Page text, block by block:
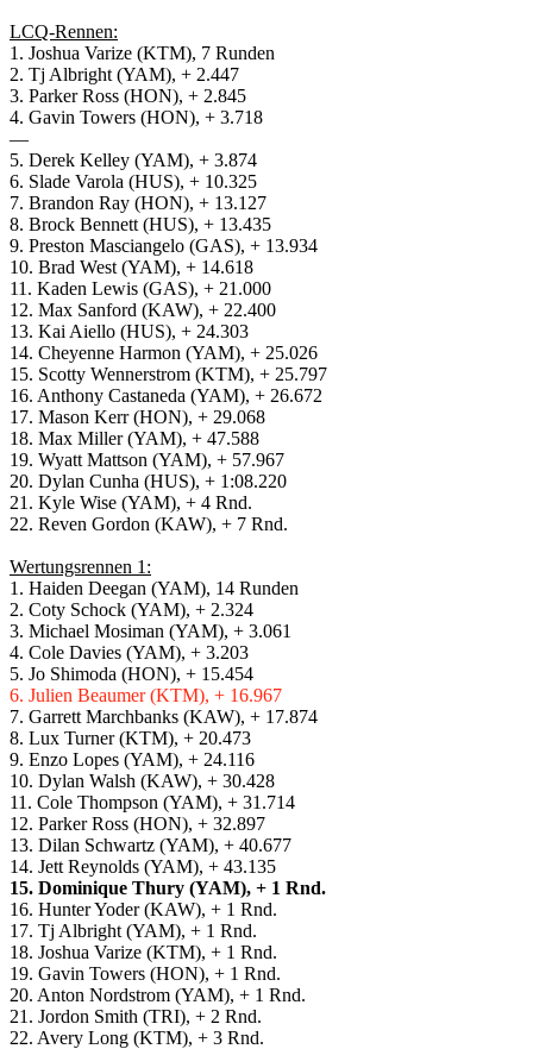
LCQ-Rennen:
1. Joshua Varize (KTM), 7 Runden
2. Tj Albright (YAM), + 2.447
3. Parker Ross (HON), + 2.845
4. Gavin Towers (HON), + 3.718
—
5. Derek Kelley (YAM), + 3.874
6. Slade Varola (HUS), + 10.325
7. Brandon Ray (HON), + 13.127
8. Brock Bennett (HUS), + 13.435
9. Preston Masciangelo (GAS), + 13.934
10. Brad West (YAM), + 14.618
11. Kaden Lewis (GAS), + 21.000
12. Max Sanford (KAW), + 22.400
13. Kai Aiello (HUS), + 24.303
14. Cheyenne Harmon (YAM), + 25.026
15. Scotty Wennerstrom (KTM), + 25.797
16. Anthony Castaneda (YAM), + 26.672
17. Mason Kerr (HON), + 29.068
18. Max Miller (YAM), + 47.588
19. Wyatt Mattson (YAM), + 57.967
20. Dylan Cunha (HUS), + 1:08.220
21. Kyle Wise (YAM), + 4 Rnd.
22. Reven Gordon (KAW), + 7 Rnd.
Wertungsrennen 1:
1. Haiden Deegan (YAM), 14 Runden
2. Coty Schock (YAM), + 2.324
3. Michael Mosiman (YAM), + 3.061
4. Cole Davies (YAM), + 3.203
5. Jo Shimoda (HON), + 15.454
6. Julien Beaumer (KTM), + 16.967
7. Garrett Marchbanks (KAW), + 17.874
8. Lux Turner (KTM), + 20.473
9. Enzo Lopes (YAM), + 24.116
10. Dylan Walsh (KAW), + 30.428
11. Cole Thompson (YAM), + 31.714
12. Parker Ross (HON), + 32.897
13. Dilan Schwartz (YAM), + 40.677
14. Jett Reynolds (YAM), + 43.135
15. Dominique Thury (YAM), + 1 Rnd.
16. Hunter Yoder (KAW), + 1 Rnd.
17. Tj Albright (YAM), + 1 Rnd.
18. Joshua Varize (KTM), + 1 Rnd.
19. Gavin Towers (HON), + 1 Rnd.
20. Anton Nordstrom (YAM), + 1 Rnd.
21. Jordon Smith (TRI), + 2 Rnd.
22. Avery Long (KTM), + 3 Rnd.